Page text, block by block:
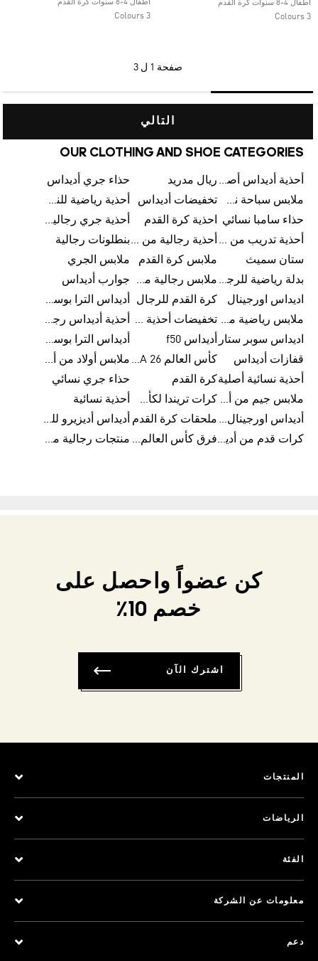
اطفال 4-8 سنوات كرة القدم
3 Colours
اطفال 4-8 سنوات كرة القدم
3 Colours
صفحة 1 ل 3
التالي
OUR CLOTHING AND SHOE CATEGORIES
أحذية أديداس أصلية ريال مدريد
حذاء جري أديداس
ملابس سباحة نسائية من أديداس
تخفيضات أديداس
أحذية رياضية للنساء
حذاء سامبا نسائي
احذية كرة القدم
أحذية جري رجالية من أديداس
أحذية تدريب من أديداس
أحذية رجالية من أديداس بتخفيضاتبنطلونات رجالية
ستان سميث
ملابس كرة القدم
ملابس الجري
بدلة رياضية للرجال
ملابس رجالية من أديداس بتخفيضات
جوارب أديداس
اديداس اورجينال
كرة القدم للرجال
أديداس الترا بوست رجالي
ملابس رياضية من أديداس
تخفيضات أحذية رجالية من أديداس
أحذية أديداس رجالية
اديداس سوبر ستار
أديداس f50
أديداس الترا بوست
قفازات أديداس
كأس العالم FIFA 26™
ملابس أولاد من أديداس
أحذية نسائية أصلية كرة القدم
حذاء جري نسائي
ملابس جيم من أديداس
كرات تريندا لكأس العالم FIFA 26™
أحذية نسائية
أديداس اورجينال نسائي ملحقات كرة القدم
أديداس أديزيرو للجري
كرات قدم من أديداس
فرق كأس العالم FIFA 26™ منتجات رجالية من أديداس
كن عضواً واحصل على
خصم 10٪
اشترك الآن
المنتجات
الرياضات
الفئة
معلومات عن الشركة
دعم